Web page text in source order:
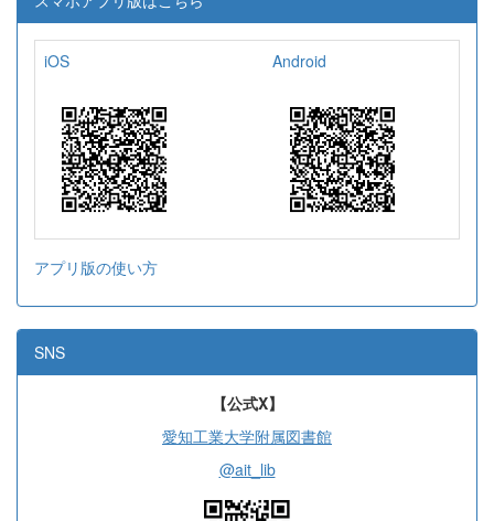
iOS Android
アプリ版の使い方
SNS
【公式X】
愛知工業大学附属図書館
@ait_lib